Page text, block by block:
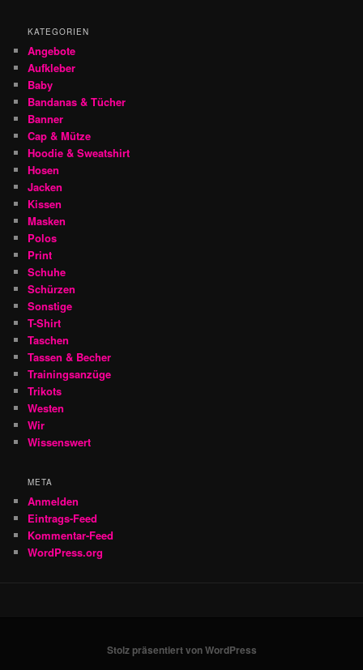
KATEGORIEN
Angebote
Aufkleber
Baby
Bandanas & Tücher
Banner
Cap & Mütze
Hoodie & Sweatshirt
Hosen
Jacken
Kissen
Masken
Polos
Print
Schuhe
Schürzen
Sonstige
T-Shirt
Taschen
Tassen & Becher
Trainingsanzüge
Trikots
Westen
Wir
Wissenswert
META
Anmelden
Eintrags-Feed
Kommentar-Feed
WordPress.org
Stolz präsentiert von WordPress